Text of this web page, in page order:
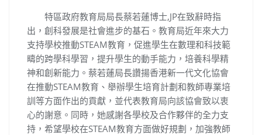
特區政府教育局局長蔡若蓮博士,JP在致辭時指
出，創科發展是社會進步的基石。教育局近年來大力
支持學校推動STEAM教育，促進學生在數理和科技範
疇的跨學科學習，提升學生的動手能力，培養科學精
神和創新能力。蔡若蓮局長讚揚香港新一代文化協會
在推動STEAM教育、舉辦學生培育計劃和教師專業培
訓等方面作出的貢獻，並代表教育局向該協會致以衷
心的謝意。同時，她感謝各學校及合作夥伴的全力支
持，希望學校在STEAM教育方面做好規劃，加強教師